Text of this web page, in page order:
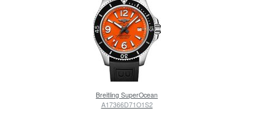
Breitling SuperOcean
A17366D71O1S2